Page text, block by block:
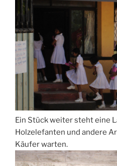
Ein Stück weiter steht eine
Holzelefanten und andere
Käufer warten.